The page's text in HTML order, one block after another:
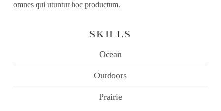
omnes qui utuntur hoc productum.
SKILLS
Ocean
Outdoors
Prairie